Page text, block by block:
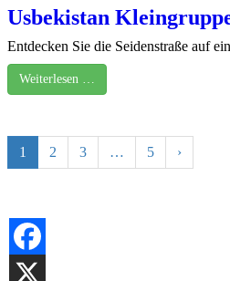
Usbekistan
Entdecken Sie die Seidenstraße auf
Weiterlesen …
1 2 3 … 5 ›